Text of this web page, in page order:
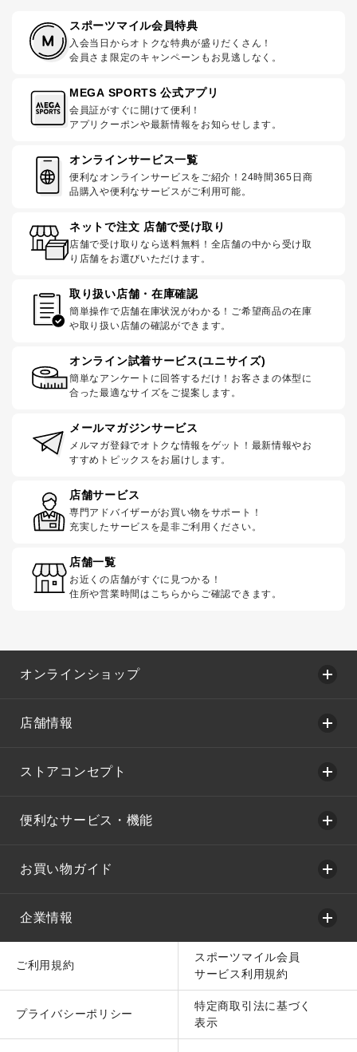
スポーツマイル会員特典
入会当日からオトクな特典が盛りだくさん！
会員さま限定のキャンペーンもお見逃しなく。
MEGA SPORTS 公式アプリ
会員証がすぐに開けて便利！
アプリクーポンや最新情報をお知らせします。
オンラインサービス一覧
便利なオンラインサービスをご紹介！24時間365日商
品購入や便利なサービスがご利用可能。
ネットで注文 店舗で受け取り
店舗で受け取りなら送料無料！全店舗の中から受け取
り店舗をお選びいただけます。
取り扱い店舗・在庫確認
簡単操作で店舗在庫状況がわかる！ご希望商品の在庫
や取り扱い店舗の確認ができます。
オンライン試着サービス(ユニサイズ)
簡単なアンケートに回答するだけ！お客さまの体型に
合った最適なサイズをご提案します。
メールマガジンサービス
メルマガ登録でオトクな情報をゲット！最新情報やお
すすめトピックスをお届けします。
店舗サービス
専門アドバイザーがお買い物をサポート！
充実したサービスを是非ご利用ください。
店舗一覧
お近くの店舗がすぐに見つかる！
住所や営業時間はこちらからご確認できます。
オンラインショップ
店舗情報
ストアコンセプト
便利なサービス・機能
お買い物ガイド
企業情報
ご利用規約
スポーツマイル会員
サービス利用規約
プライバシーポリシー
特定商取引法に基づく
表示